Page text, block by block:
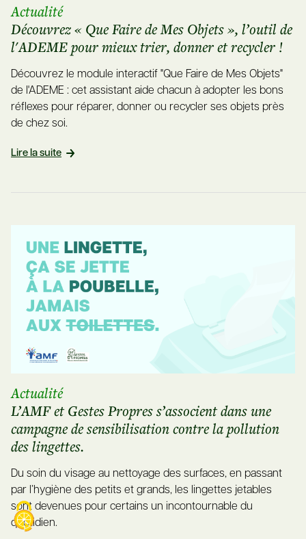
Actualité
Découvrez « Que Faire de Mes Objets », l’outil de
l'ADEME pour mieux trier, donner et recycler !
Découvrez le module interactif "Que Faire de Mes Objets"
de l'ADEME : cet assistant aide chacun à adopter les bons
réflexes pour réparer, donner ou recycler ses objets près
de chez soi.
Lire la suite
Actualité
L’AMF et Gestes Propres s’associent dans une
campagne de sensibilisation contre la pollution
des lingettes.
Du soin du visage au nettoyage des surfaces, en passant
par l’hygiène des petits et grands, les lingettes jetables
sont devenues pour certains un incontournable du
quotidien.